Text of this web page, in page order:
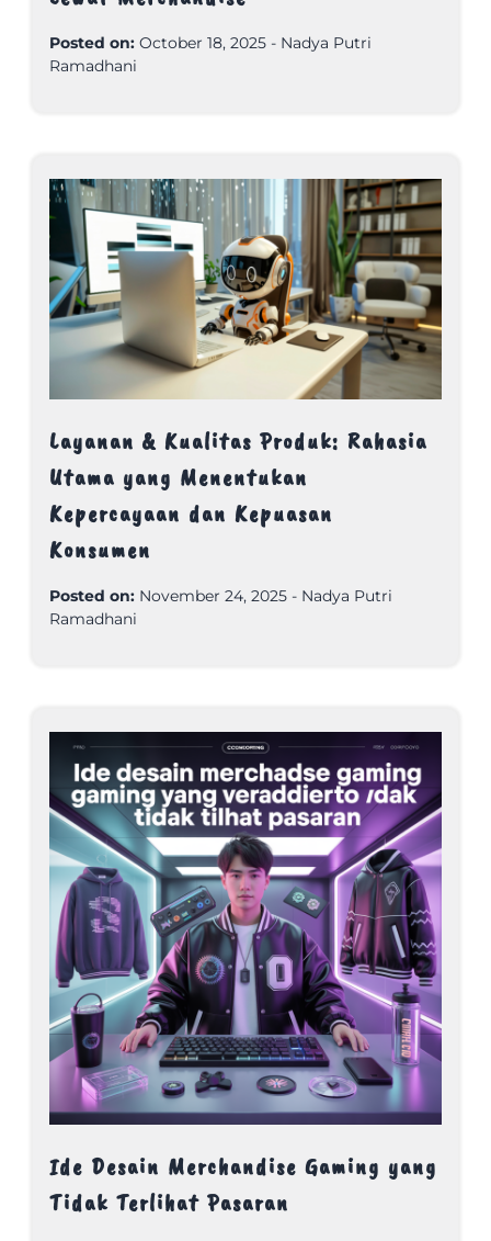
Posted on: October 18, 2025 - Nadya Putri
Ramadhani
Layanan & Kualitas Produk: Rahasia
Utama yang Menentukan
Kepercayaan dan Kepuasan
Konsumen
Posted on: November 24, 2025 - Nadya Putri
Ramadhani
Ide Desain Merchandise Gaming yang
Tidak Terlihat Pasaran